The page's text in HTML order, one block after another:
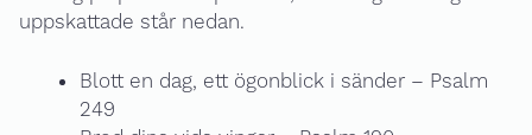
uppskattade står nedan.
Blott en dag, ett ögonblick i sänder – Psalm
249